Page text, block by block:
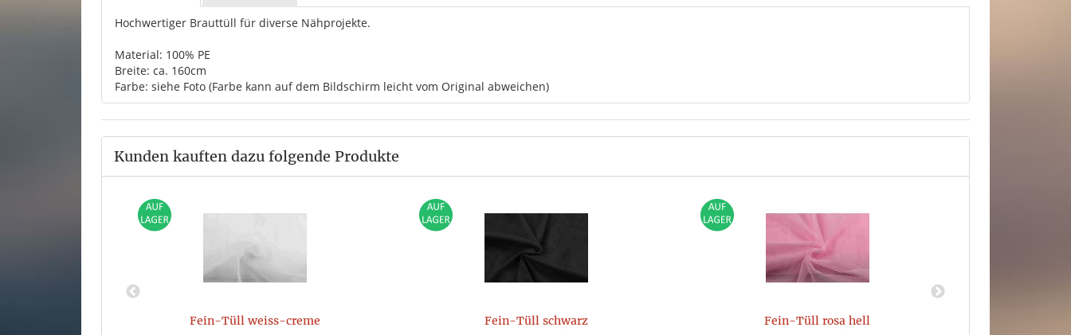
Hochwertiger Brauttüll für diverse Nähprojekte.
Material: 100% PE
Breite: ca. 160cm
Farbe: siehe Foto (Farbe kann auf dem Bildschirm leicht vom Original abweichen)
Kunden kauften dazu folgende Produkte
Fein-Tüll weiss-creme Fein-Tüll schwarz Fein-Tüll rosa hell